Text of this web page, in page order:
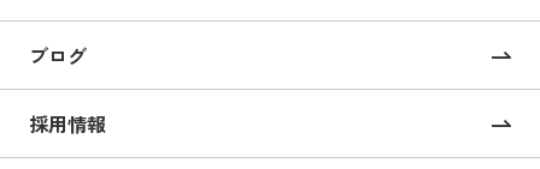
採用サイト制作
CMS構築・導入
オンライン校正ツール “UI Collabo”
ブログ
採用情報